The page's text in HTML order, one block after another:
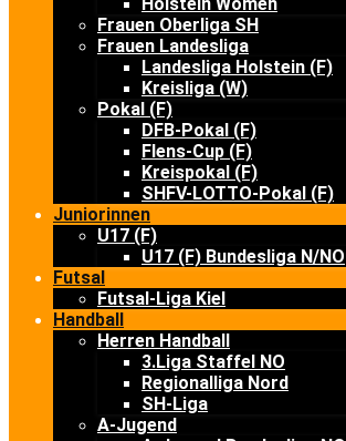
Frauen Oberliga SH
Frauen Landesliga
Landesliga Holstein (F)
Kreisliga (W)
Pokal (F)
DFB-Pokal (F)
Flens-Cup (F)
Kreispokal (F)
SHFV-LOTTO-Pokal (F)
Juniorinnen
U17 (F)
U17 (F) Bundesliga N/NO
Futsal
Futsal-Liga Kiel
Handball
Herren Handball
3.Liga Staffel NO
Regionalliga Nord
SH-Liga
A-Jugend